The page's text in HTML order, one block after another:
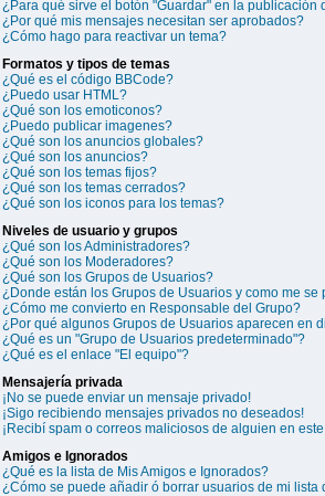
¿Para qué sirve el botón "Guardar" en la publicación
¿Por qué mis mensajes necesitan ser aprobados?
¿Cómo hago para reactivar un tema?
Formatos y tipos de temas
¿Qué es el código BBCode?
¿Puedo usar HTML?
¿Qué son los emoticonos?
¿Puedo publicar imagenes?
¿Qué son los anuncios globales?
¿Qué son los anuncios?
¿Qué son los temas fijos?
¿Qué son los temas cerrados?
¿Qué son los iconos para los temas?
Niveles de usuario y grupos
¿Qué son los Administradores?
¿Qué son los Moderadores?
¿Qué son los Grupos de Usuarios?
¿Donde están los Grupos de Usuarios y como me se
¿Cómo me convierto en Responsable del Grupo?
¿Por qué algunos Grupos de Usuarios aparecen en
¿Qué es un "Grupo de Usuarios predeterminado"?
¿Qué es el enlace "El equipo"?
Mensajería privada
¡No se puede enviar un mensaje privado!
¡Sigo recibiendo mensajes privados no deseados!
¡Recibí spam o correos maliciosos de alguien en
Amigos e Ignorados
¿Qué es la lista de Mis Amigos e Ignorados?
¿Cómo se puede añadir ó borrar usuarios de mi lista